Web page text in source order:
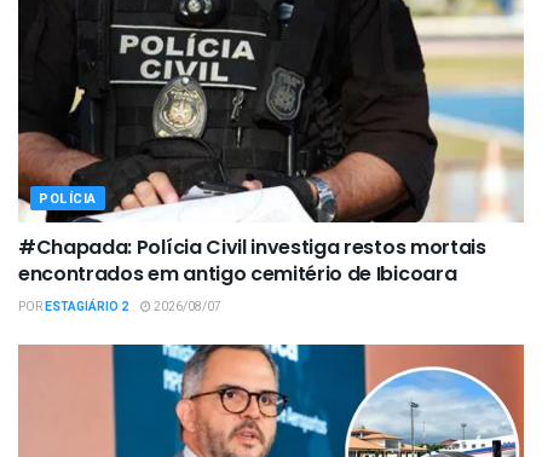
POLÍCIA
#Chapada: Polícia Civil investiga restos mortais
encontrados em antigo cemitério de Ibicoara
PORESTAGIÁRIO 2 2026/08/07